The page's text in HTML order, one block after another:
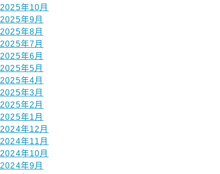
2025年10月
2025年9月
2025年8月
2025年7月
2025年6月
2025年5月
2025年4月
2025年3月
2025年2月
2025年1月
2024年12月
2024年11月
2024年10月
2024年9月